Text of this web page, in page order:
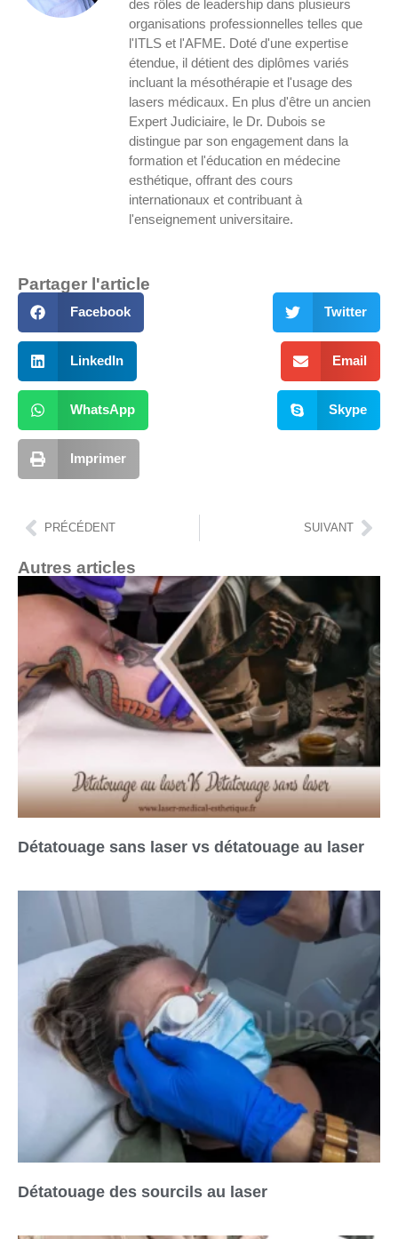
des rôles de leadership dans plusieurs
organisations professionnelles telles que
l'ITLS et l'AFME. Doté d'une expertise
étendue, il détient des diplômes variés
incluant la mésothérapie et l'usage des
lasers médicaux. En plus d'être un ancien
Expert Judiciaire, le Dr. Dubois se
distingue par son engagement dans la
formation et l'éducation en médecine
esthétique, offrant des cours
internationaux et contribuant à
l'enseignement universitaire.
Partager l'article
Facebook Twitter
LinkedIn Email
WhatsApp Skype
Imprimer
PRÉCÉDENT SUIVANT
Autres articles
Détatouage sans laser vs détatouage au laser
Détatouage des sourcils au laser